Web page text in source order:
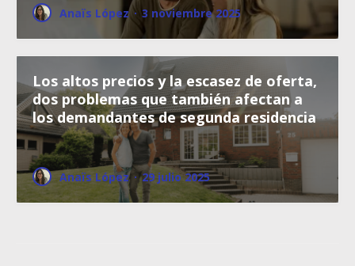
Anaïs López · 3 noviembre 2025
Los altos precios y la escasez de oferta,
dos problemas que también afectan a
los demandantes de segunda residencia
Anaïs López · 29 julio 2025